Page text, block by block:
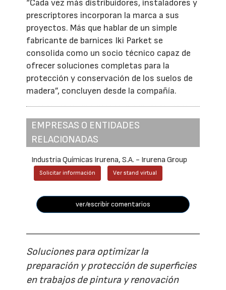
“Cada vez más distribuidores, instaladores y
prescriptores incorporan la marca a sus
proyectos. Más que hablar de un simple
fabricante de barnices Iki Parket se
consolida como un socio técnico capaz de
ofrecer soluciones completas para la
protección y conservación de los suelos de
madera”, concluyen desde la compañía.
EMPRESAS O ENTIDADES
RELACIONADAS
Industria Químicas Irurena, S.A. - Irurena Group
Solicitar información Ver stand virtual
ver/escribir comentarios
Soluciones para optimizar la
preparación y protección de superficies
en trabajos de pintura y renovación